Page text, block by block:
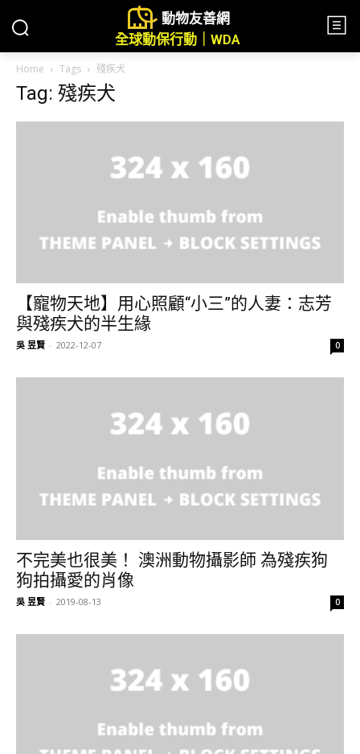
動物友善網
全球動保行動｜WDA
Home Tags 殘疾犬
Tag: 殘疾犬
【寵物天地】用心照顧“小三”的人妻：志芳
與殘疾犬的半生緣
吳 昱賢 - 2022-12-07 0
不完美也很美！ 澳洲動物攝影師 為殘疾狗
狗拍攝愛的肖像
吳 昱賢 - 2019-08-13 0